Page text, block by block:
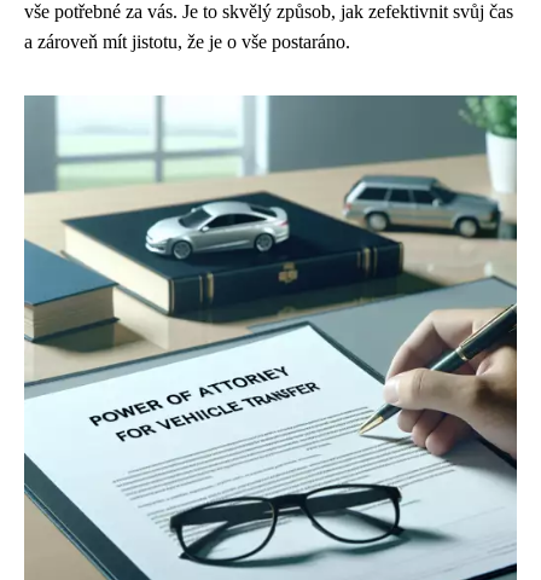
vše potřebné za vás. Je to skvělý způsob, jak zefektivnit svůj čas
a zároveň mít jistotu, že je o vše postaráno.